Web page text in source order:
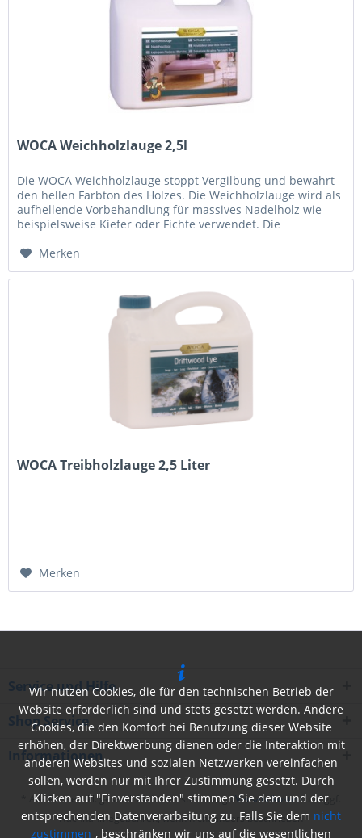
WOCA Weichholzlauge 2,5l
Die WOCA Weichholzlauge stoppt Vergilbung und bewahrt
den hellen Farbton des Holzes. Die Weichholzlauge wird als
aufhellende Vorbehandlung für massives Nadelholz wie
beispielsweise Kiefer oder Fichte verwendet. Die
Merken
WOCA Treibholzlauge 2,5 Liter
Merken
Service und Hilfe
Shop Service
Informationen
* Alle Preise inkl. gesetzl. Mehrwertsteuer zzgl. Versandkostenund ggf.
Nachnahmegebühren, wenn nicht anders beschrieben
Wir nutzen Cookies, die für den technischen Betrieb der
Website erforderlich sind und stets gesetzt werden. Andere
Cookies, die den Komfort bei Benutzung dieser Website
erhöhen, der Direktwerbung dienen oder die Interaktion mit
anderen Websites und sozialen Netzwerken vereinfachen
sollen, werden nur mit Ihrer Zustimmung gesetzt. Durch
Klicken auf "Einverstanden" stimmen Sie dem und der
entsprechenden Datenverarbeitung zu. Falls Sie dem nicht
zustimmen , beschränken wir uns auf die wesentlichen